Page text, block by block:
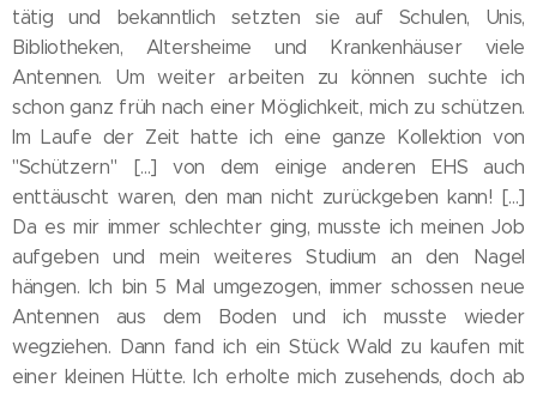
tätig und bekanntlich setzten sie auf Schulen, Unis,
Bibliotheken, Altersheime und Krankenhäuser viele
Antennen. Um weiter arbeiten zu können suchte ich
schon ganz früh nach einer Möglichkeit, mich zu schützen.
Im Laufe der Zeit hatte ich eine ganze Kollektion von
"Schützern" [...] von dem einige anderen EHS auch
enttäuscht waren, den man nicht zurückgeben kann! [...]
Da es mir immer schlechter ging, musste ich meinen Job
aufgeben und mein weiteres Studium an den Nagel
hängen. Ich bin 5 Mal umgezogen, immer schossen neue
Antennen aus dem Boden und ich musste wieder
wegziehen. Dann fand ich ein Stück Wald zu kaufen mit
einer kleinen Hütte. Ich erholte mich zusehends, doch ab